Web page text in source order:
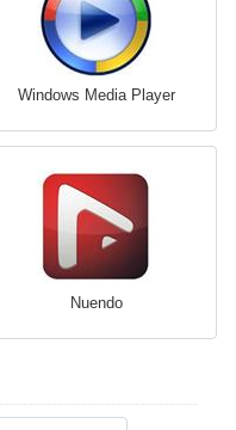
Windows Media Player
Nuendo